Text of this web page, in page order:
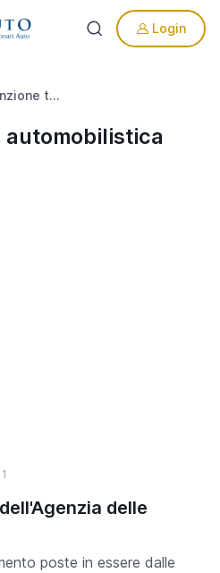
Login
Post by tag "esenzione tassa automobilistica"
automobilistica
delle
poste in essere dalle